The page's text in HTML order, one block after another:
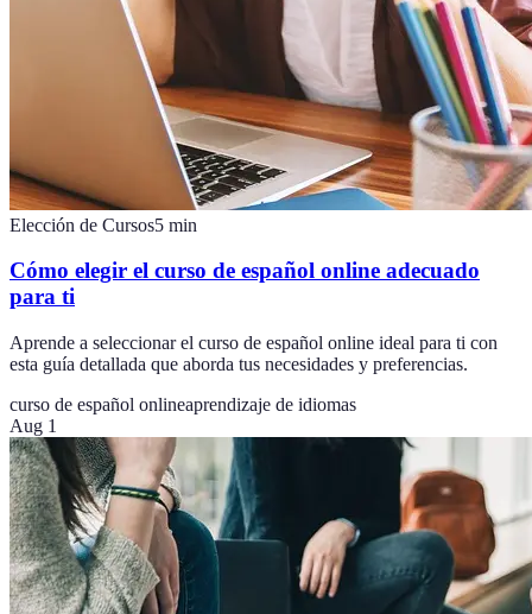
Elección de Cursos5 min
Cómo elegir el curso de español online adecuado
para ti
Aprende a seleccionar el curso de español online ideal para ti con
esta guía detallada que aborda tus necesidades y preferencias.
curso de español onlineaprendizaje de idiomas
Aug 1